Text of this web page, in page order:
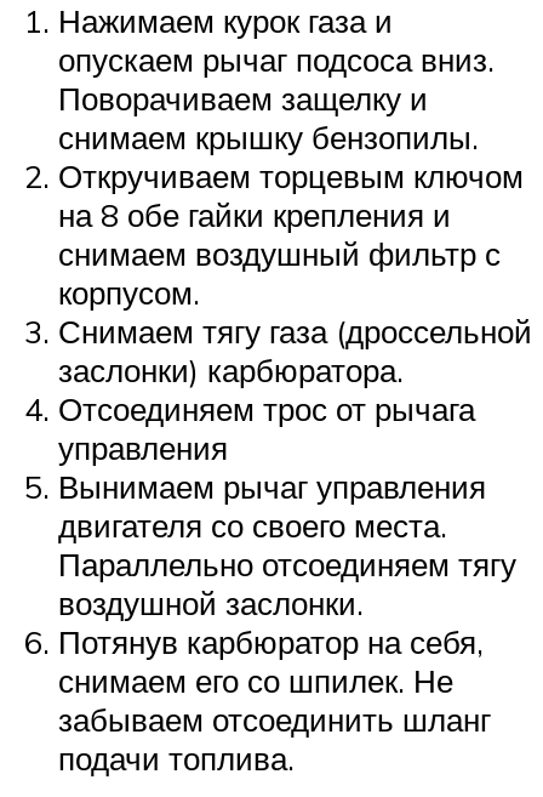
Нажимаем курок газа и
опускаем рычаг подсоса вниз.
Поворачиваем защелку и
снимаем крышку бензопилы.
Откручиваем торцевым ключом
на 8 обе гайки крепления и
снимаем воздушный фильтр с
корпусом.
Снимаем тягу газа (дроссельной
заслонки) карбюратора.
Отсоединяем трос от рычага
управления
Вынимаем рычаг управления
двигателя со своего места.
Параллельно отсоединяем тягу
воздушной заслонки.
Потянув карбюратор на себя,
снимаем его со шпилек. Не
забываем отсоединить шланг
подачи топлива.